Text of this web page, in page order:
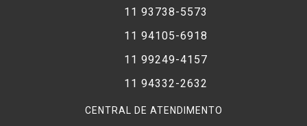
11 93738-5573
11 94105-6918
11 99249-4157
11 94332-2632
CENTRAL DE ATENDIMENTO